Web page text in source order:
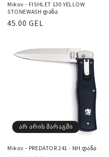
Mikov - FISHLET 130 YELLOW
STONEWASH დანა
რეგულარული
45.00 GEL
არ არის მარაგში
Mikov - PREDATOR 241 - NH დანა